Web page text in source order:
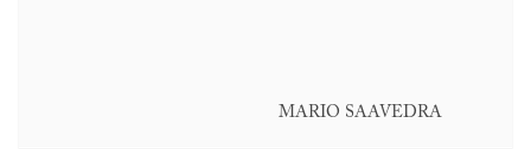
MARIO SAAVEDRA